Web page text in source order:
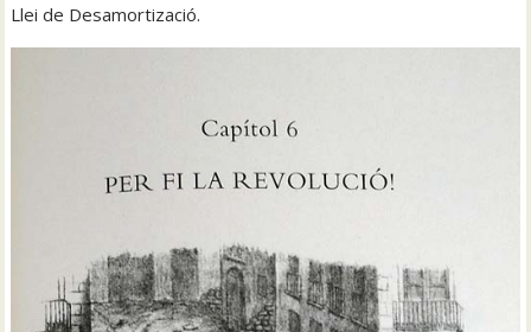
Llei de Desamortizació.